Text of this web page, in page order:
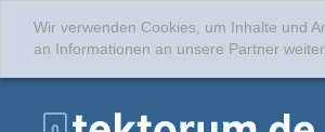
Wir verwenden Cookies, um Inhalte und
an Informationen an unsere Partner